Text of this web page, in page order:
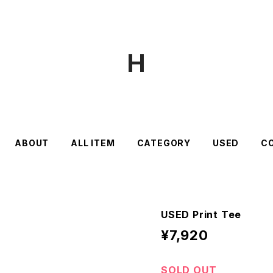
H
ABOUT ALL ITEM CATEGORY USED
USED Print Tee
¥7,920
SOLD OUT